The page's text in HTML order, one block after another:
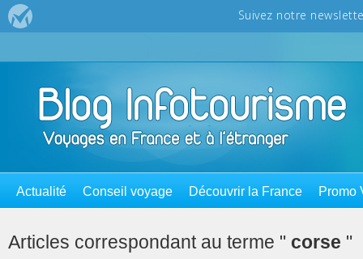
Actualité Conseil voyage Découvrir la France Promo
Articles correspondant au terme " corse "